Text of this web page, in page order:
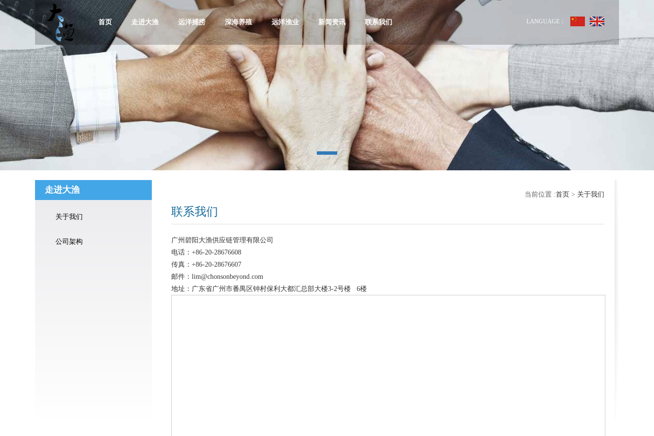
首页 走进大渔 远洋捕捞 深海养殖 远洋渔业 新闻资讯 联系我们 LANGUAGE：
走进大渔
关于我们
公司架构
联系我们
当前位置 :首页 > 关于我们
广州碧阳大渔供应链管理有限公司
电话：+86-20-28676608
传真：+86-20-28676607
邮件： lim@chonsonbeyond.com
地址：广东省广州市番禺区钟村保利大都汇总部大楼3-2号楼 6楼